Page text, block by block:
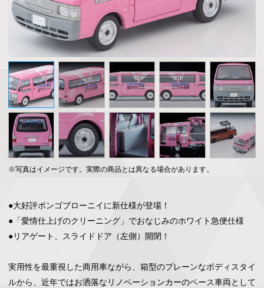
※写真はイメージです。実際の商品とは異なる場合があります。
●大好評ボンゴブローニイに新仕様が登場！
●「愛情仕上げのクリーニング」でおなじみのホワイト急便仕様
●リアゲート、スライドドア（左側）開閉！
実用性を最重視した商用車ながら、箱型のプレーンなボディスタイ
ルから、近年ではお洒落なリノベーションカーのベース車両として